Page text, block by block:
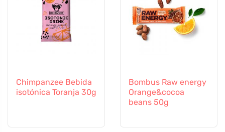
Chimpanzee Bebida
isotónica Toranja 30g
Bombus Raw energy
Orange&cocoa
beans 50g